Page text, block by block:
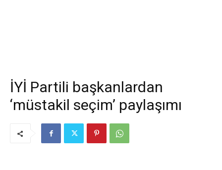
İYİ Partili başkanlardan
‘müstakil seçim’ paylaşımı